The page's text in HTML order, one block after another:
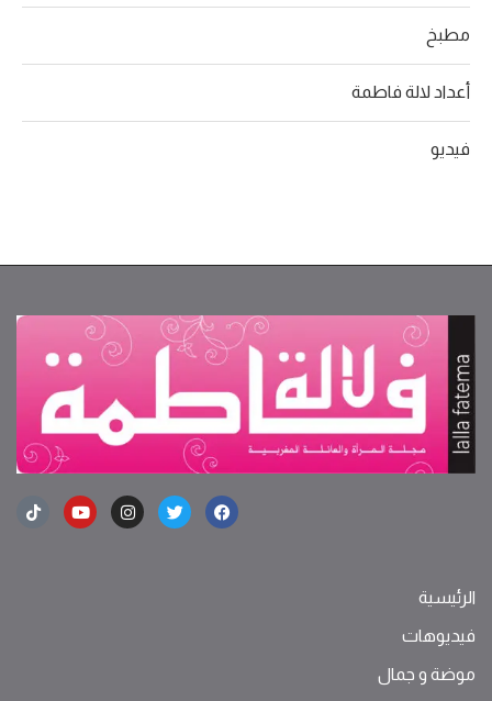
مطبخ
أعداد لالة فاطمة
فيديو
الرئيسية
فيديوهات
موضة ‫و‬ ‫‬‫جمال‬